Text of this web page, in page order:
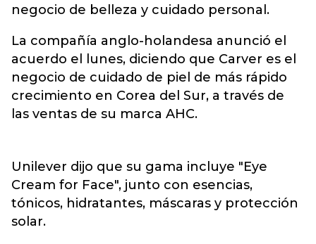
negocio de belleza y cuidado personal.
La compañía anglo-holandesa anunció el
acuerdo el lunes, diciendo que Carver es el
negocio de cuidado de piel de más rápido
crecimiento en Corea del Sur, a través de
las ventas de su marca AHC.
Unilever dijo que su gama incluye "Eye
Cream for Face", junto con esencias,
tónicos, hidratantes, máscaras y protección
solar.